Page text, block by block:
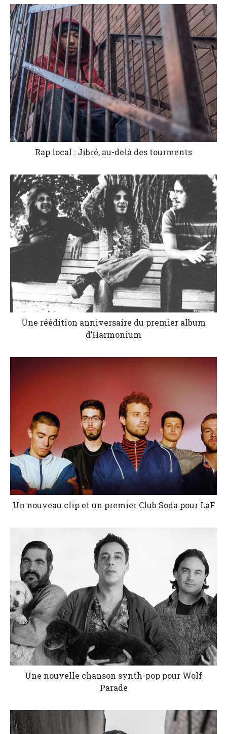
Rap local : Jibré, au-delà des tourments
Une réédition anniversaire du premier album
d’Harmonium
Un nouveau clip et un premier Club Soda pour LaF
Une nouvelle chanson synth-pop pour Wolf
Parade